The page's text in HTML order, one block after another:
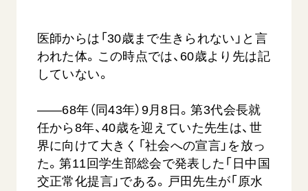
医師からは「30歳まで生きられない」と言
われた体。この時点では、60歳より先は記
していない。
――68年（同43年）9月8日。第3代会長就
任から8年、40歳を迎えていた先生は、世
界に向けて大きく「社会への宣言」を放っ
た。第11回学生部総会で発表した「日中国
交正常化提言」である。戸田先生が「原水